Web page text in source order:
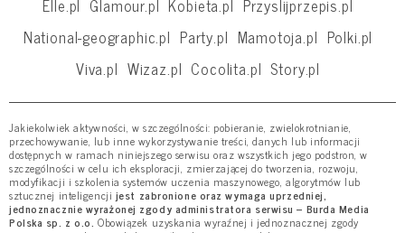
National-geographic.pl Party.pl Mamotoja.pl Polki.pl
Viva.pl Wizaz.pl Cocolita.pl Story.pl
Jakiekolwiek aktywności, w szczególności: pobieranie, zwielokrotnianie,
przechowywanie, lub inne wykorzystywanie treści, danych lub informacji
dostępnych w ramach niniejszego serwisu oraz wszystkich jego podstron, w
szczególności w celu ich eksploracji, zmierzającej do tworzenia, rozwoju,
modyfikacji i szkolenia systemów uczenia maszynowego, algorytmów lub
sztucznej inteligencji jest zabronione oraz wymaga uprzedniej,
jednoznacznie wyrażonej zgody administratora serwisu – Burda Media
Polska sp. z o.o. Obowiązek uzyskania wyraźnej i jednoznacznej zgody